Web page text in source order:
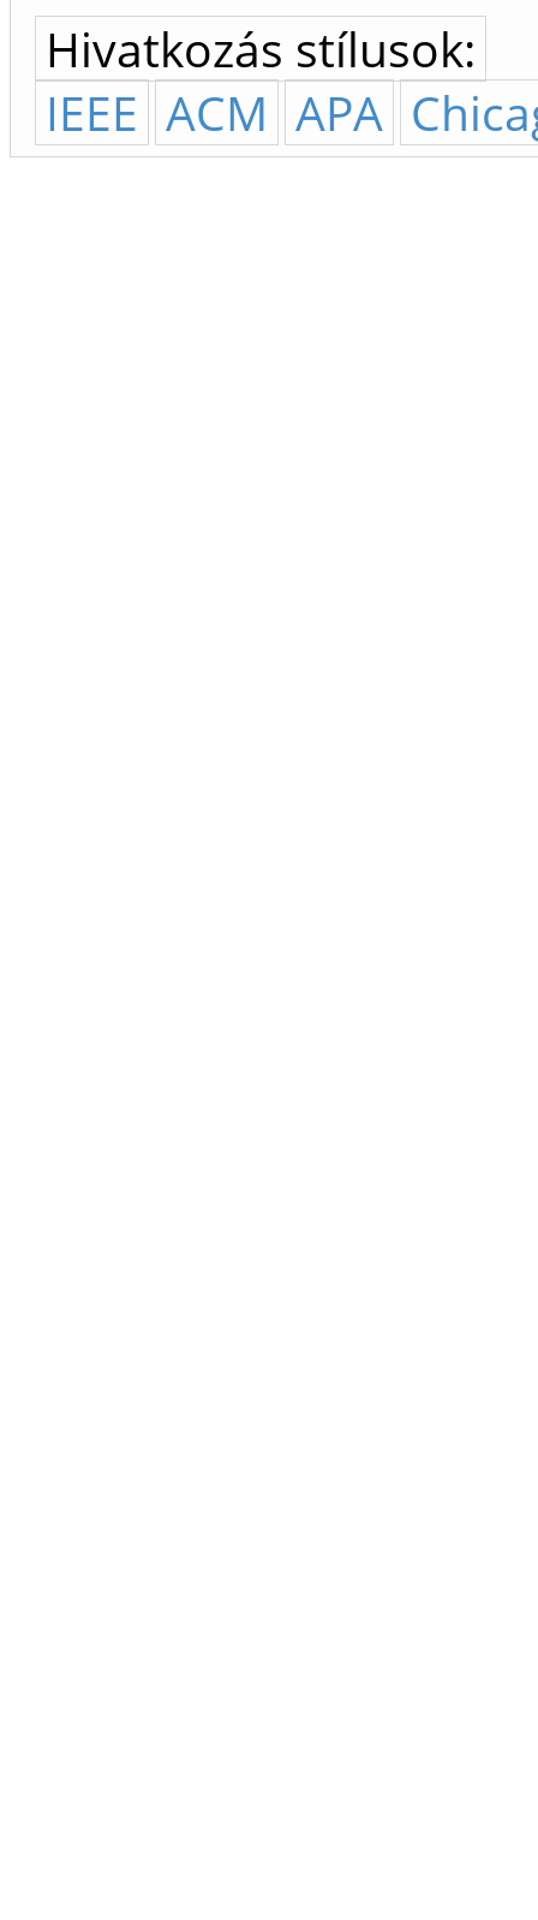
Hivatkozás stílusok:
IEEE ACM APA